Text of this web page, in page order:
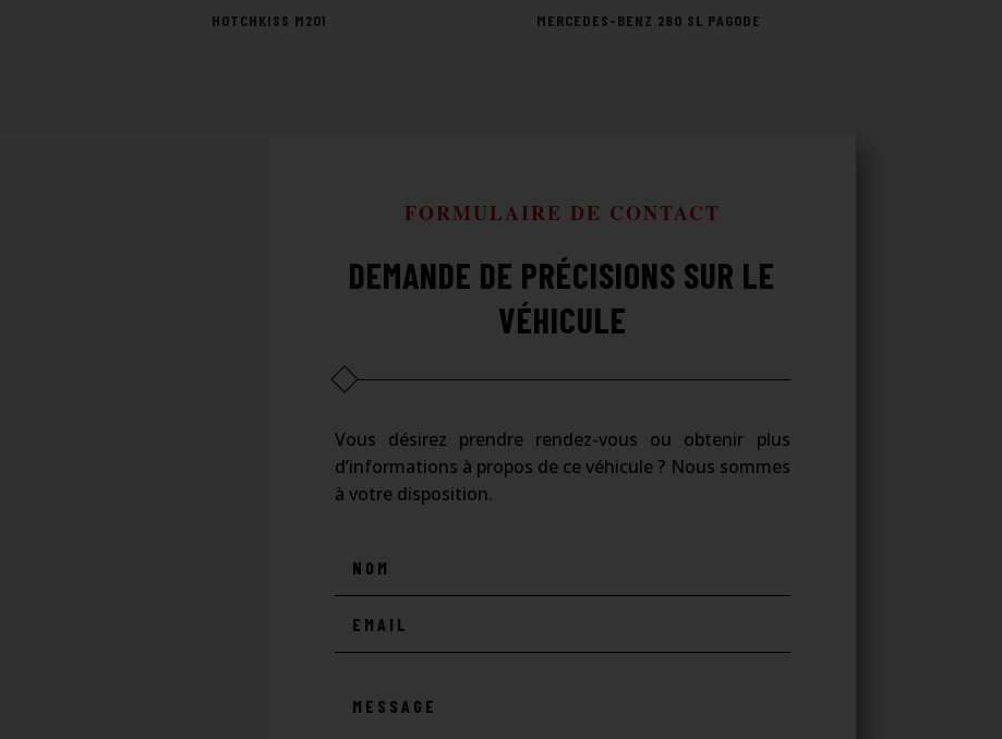
HOTCHKISS M201 MERCEDES-BENZ 280 SL PAGODE
FORMULAIRE DE CONTACT
DEMANDE DE PRÉCISIONS SUR LE
VÉHICULE
Vous désirez prendre rendez-vous ou obtenir plus
d’informations à propos de ce véhicule ? Nous sommes
à votre disposition.